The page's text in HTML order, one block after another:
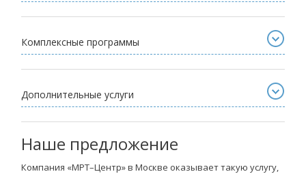
Комплексные программы
Дополнительные услуги
Наше предложение
Компания «МРТ–Центр» в Москве оказывает такую услугу,